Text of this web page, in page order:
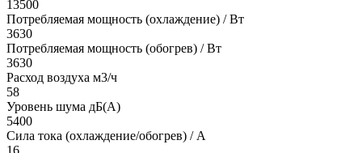
13500
Потребляемая мощность (охлаждение) / Вт
3630
Потребляемая мощность (обогрев) / Вт
3630
Расход воздуха м3/ч
58
Уровень шума дБ(А)
5400
Сила тока (охлаждение/обогрев) / A
16